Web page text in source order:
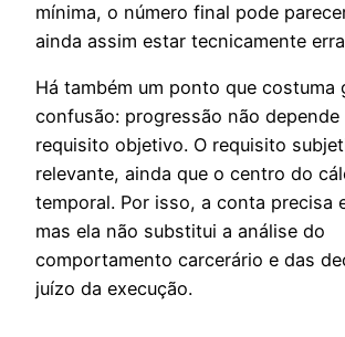
mínima, o número final pode
ainda assim estar tecnicamente
Há também um ponto que costuma
confusão: progressão não depende
requisito objetivo. O requisito
relevante, ainda que o centro do
temporal. Por isso, a conta precisa
mas ela não substitui a análise do
comportamento carcerário e das
juízo da execução.